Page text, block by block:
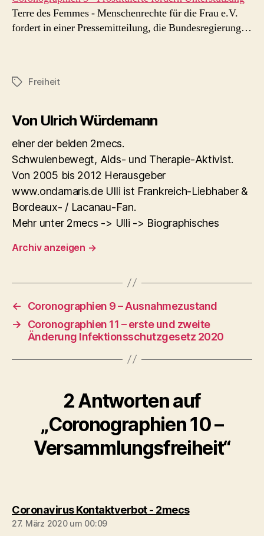
Terre des Femmes - Menschenrechte für die Frau e.V.
fordert in einer Pressemitteilung, die Bundesregierung…
Schlagwörter
Freiheit
Von Ulrich Würdemann
einer der beiden 2mecs.
Schwulenbewegt, Aids- und Therapie-Aktivist.
Von 2005 bis 2012 Herausgeber
www.ondamaris.de Ulli ist Frankreich-Liebhaber &
Bordeaux- / Lacanau-Fan.
Mehr unter 2mecs -> Ulli -> Biographisches
Archiv anzeigen →
←
Coronographien 9 – Ausnahmezustand
→
Coronographien 11 – erste und zweite
Änderung Infektionsschutzgesetz 2020
2 Antworten auf
„Coronographien 10 –
Versammlungsfreiheit“
Coronavirus Kontaktverbot - 2mecssagt:
27. März 2020 um 00:09